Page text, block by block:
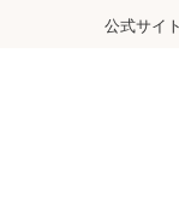
公式サイ